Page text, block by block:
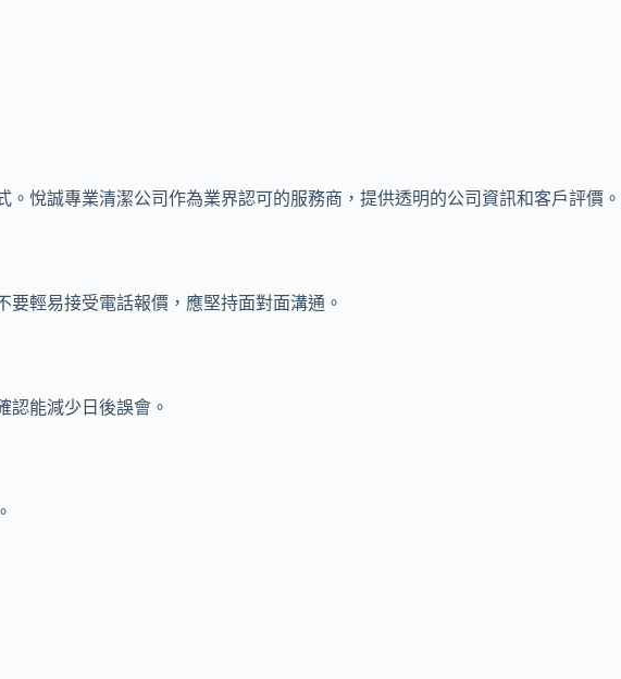
悅誠專業清潔公司作為業界認可的服務商，提供透明的公司資訊和客戶評價。
輕易接受電話報價，應堅持面對面溝通。
認能減少日後誤會。